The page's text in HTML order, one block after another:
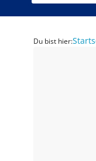
Du bist hier: